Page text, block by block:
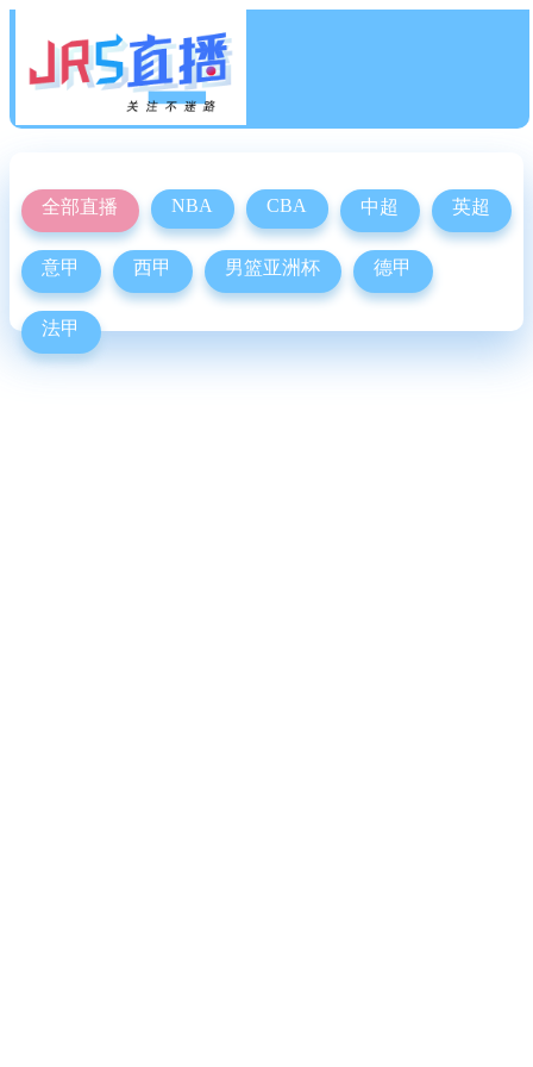
全部直播 NBA CBA 中超 英超
意甲 西甲 男篮亚洲杯 德甲
法甲